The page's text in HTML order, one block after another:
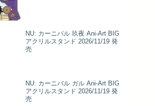
NU: カーニバル 玖夜 Ani-Art BIG
アクリルスタンド 2026/11/19 発
売
NU: カーニバル ガル Ani-Art BIG
アクリルスタンド 2026/11/19 発
売